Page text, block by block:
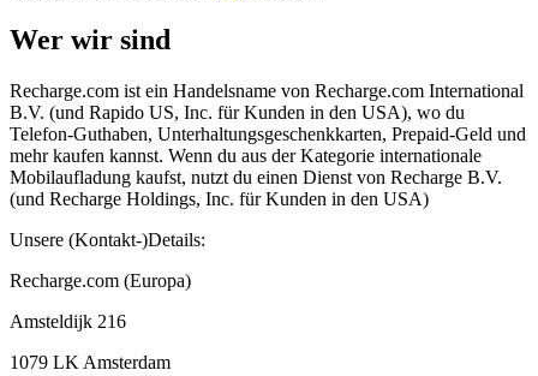
Wer wir sind
Recharge.com ist ein Handelsname von Recharge.com International
B.V. (und Rapido US, Inc. für Kunden in den USA), wo du
Telefon-Guthaben, Unterhaltungsgeschenkkarten, Prepaid-Geld und
mehr kaufen kannst. Wenn du aus der Kategorie internationale
Mobilaufladung kaufst, nutzt du einen Dienst von Recharge B.V.
(und Recharge Holdings, Inc. für Kunden in den USA)
Unsere (Kontakt-)Details:
Recharge.com (Europa)
Amsteldijk 216
1079 LK Amsterdam